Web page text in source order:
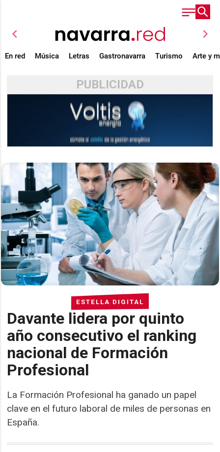
chevron_left chevron_right
En red Música Letras Gastronavarra Turismo Arte y
PUBLICIDAD
ESTELLA DIGITAL
Davante lidera por quinto
año consecutivo el ranking
nacional de Formación
Profesional
La Formación Profesional ha ganado un papel
clave en el futuro laboral de miles de personas en
España.